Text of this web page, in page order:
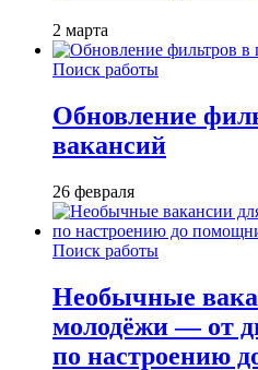
2 марта
Поиск работы
Обновление
вакансий
26 февраля
Поиск работы
Необычные
молодёжи — от
по настроению